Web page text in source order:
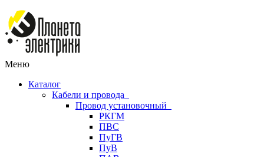
Меню
Каталог
Кабели и провода
Провод установочный
РКГМ
ПВС
ПуГВ
ПуВ